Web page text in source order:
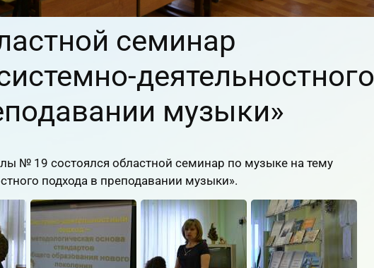
семинар
деятельностного
музыки»
№ 19 состоялся областной семинар по музыке на тему
подхода в преподавании музыки».